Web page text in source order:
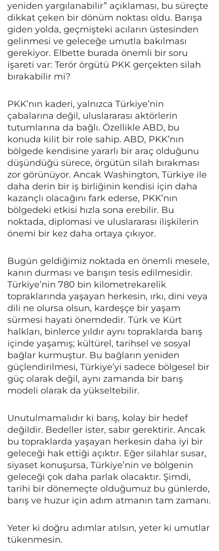
yeniden yargılanabilir” açıklaması, bu süreçte
dikkat çeken bir dönüm noktası oldu. Barışa
giden yolda, geçmişteki acıların üstesinden
gelinmesi ve geleceğe umutla bakılması
gerekiyor. Elbette burada önemli bir soru
işareti var: Terör örgütü PKK gerçekten silah
bırakabilir mi?
PKK’nın kaderi, yalnızca Türkiye’nin
çabalarına değil, uluslararası aktörlerin
tutumlarına da bağlı. Özellikle ABD, bu
konuda kilit bir role sahip. ABD, PKK’nın
bölgede kendisine yararlı bir araç olduğunu
düşündüğü sürece, örgütün silah bırakması
zor görünüyor. Ancak Washington, Türkiye ile
daha derin bir iş birliğinin kendisi için daha
kazançlı olacağını fark ederse, PKK’nın
bölgedeki etkisi hızla sona erebilir. Bu
noktada, diplomasi ve uluslararası ilişkilerin
önemi bir kez daha ortaya çıkıyor.
Bugün geldiğimiz noktada en önemli mesele,
kanın durması ve barışın tesis edilmesidir.
Türkiye’nin 780 bin kilometrekarelik
topraklarında yaşayan herkesin, ırkı, dini veya
dili ne olursa olsun, kardeşçe bir yaşam
sürmesi hayati önemdedir. Türk ve Kürt
halkları, binlerce yıldır aynı topraklarda barış
içinde yaşamış; kültürel, tarihsel ve sosyal
bağlar kurmuştur. Bu bağların yeniden
güçlendirilmesi, Türkiye’yi sadece bölgesel bir
güç olarak değil, aynı zamanda bir barış
modeli olarak da yükseltebilir.
Unutulmamalıdır ki barış, kolay bir hedef
değildir. Bedeller ister, sabır gerektirir. Ancak
bu topraklarda yaşayan herkesin daha iyi bir
geleceği hak ettiği açıktır. Eğer silahlar susar,
siyaset konuşursa, Türkiye’nin ve bölgenin
geleceği çok daha parlak olacaktır. Şimdi,
tarihi bir dönemeçte olduğumuz bu günlerde,
barış ve huzur için adım atmanın tam zamanı.
Yeter ki doğru adımlar atılsın, yeter ki umutlar
tükenmesin.